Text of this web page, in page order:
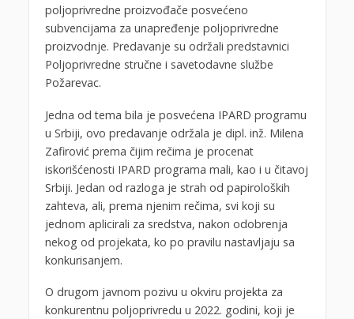
poljoprivredne proizvođače posvećeno
subvencijama za unapređenje poljoprivredne
proizvodnje. Predavanje su održali predstavnici
Poljoprivredne stručne i savetodavne službe
Požarevac.
Jedna od tema bila je posvećena IPARD programu
u Srbiji, ovo predavanje održala je dipl. inž. Milena
Zafirović prema čijim rečima je procenat
iskorišćenosti IPARD programa mali, kao i u čitavoj
Srbiji. Jedan od razloga je strah od papiroloških
zahteva, ali, prema njenim rečima, svi koji su
jednom aplicirali za sredstva, nakon odobrenja
nekog od projekata, ko po pravilu nastavljaju sa
konkurisanjem.
O drugom javnom pozivu u okviru projekta za
konkurentnu poljoprivredu u 2022. godini, koji je